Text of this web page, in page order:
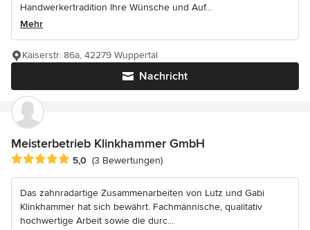
Handwerkertradition Ihre Wünsche und Auf...
Mehr
Nachricht
Kaiserstr. 86a, 42279 Wuppertal
Meisterbetrieb Klinkhammer GmbH
Durchschnittliche Bewertung: 5 von 5 Sternen
5,0 (3 Bewertungen)
Das zahnradartige Zusammenarbeiten von Lutz und Gabi
Klinkhammer hat sich bewährt. Fachmännische, qualitativ
hochwertige Arbeit sowie die durc...